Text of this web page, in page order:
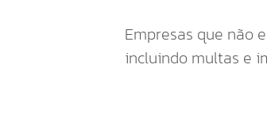
Empresas que não
incluindo multas e